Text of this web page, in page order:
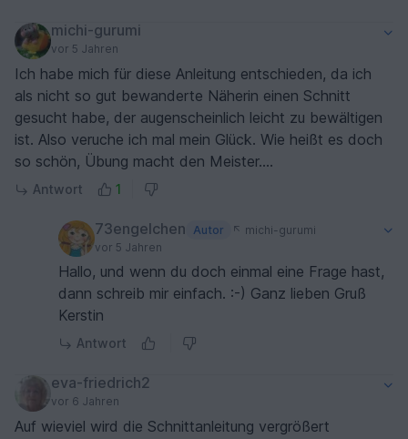
michi-gurumi
vor 5 Jahren
Ich habe mich für diese Anleitung entschieden, da ich
als nicht so gut bewanderte Näherin einen Schnitt
gesucht habe, der augenscheinlich leicht zu bewältigen
ist. Also veruche ich mal mein Glück. Wie heißt es doch
so schön, Übung macht den Meister....
Antwort 1
73engelchen Autor
michi-gurumi
vor 5 Jahren
Hallo, und wenn du doch einmal eine Frage hast,
dann schreib mir einfach. :-) Ganz lieben Gruß
Kerstin
Antwort
eva-friedrich2
vor 6 Jahren
Auf wieviel wird die Schnittanleitung vergrößert